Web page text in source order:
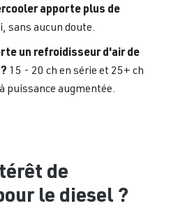
apporte plus de
sans aucun doute.
un refroidisseur d'air de
15 - 20 ch en série et 25+ ch
puissance augmentée.
de
le diesel ?